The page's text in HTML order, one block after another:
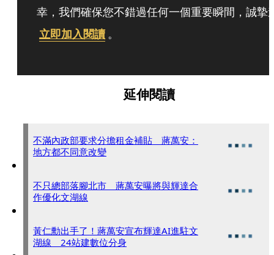
幸，我們確保您不錯過任何一個重要瞬間，誠摯
立即加入閱讀 。
延伸閱讀
不滿內政部要求分擔租金補貼 蔣萬安：
地方都不同意改變
不只總部落腳北市 蔣萬安曝將與輝達合
作優化文湖線
黃仁勳出手了！蔣萬安宣布輝達AI進駐文
湖線 24站建數位分身